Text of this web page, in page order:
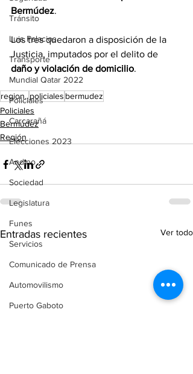
Tránsito
Luis Palacios
Transporte
Mundial Qatar 2022
Policiales
Carcarañá
Elecciones 2023
Andino
Sociedad
Legislatura
Funes
Servicios
Comunicado de Prensa
Automovilismo
Puerto Gaboto
Bermúdez.
Los tres quedaron a disposición de la
Justicia, imputados por el delito de
daño y violación de domicilio.
region..policiales bermudez
Policiales
Bermúdez
Región
Entradas recientes Ver todo